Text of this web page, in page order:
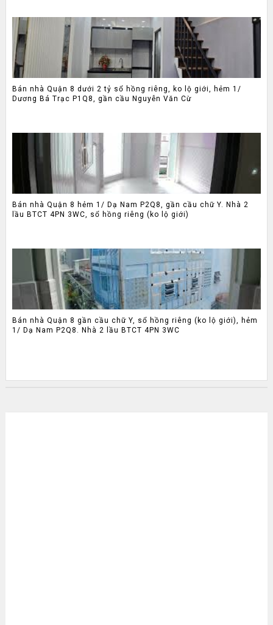
Bán nhà Quận 8 dưới 2 tỷ sổ hồng riêng, ko lộ giới, hẻm 1/
Dương Bá Trạc P1Q8, gần cầu Nguyễn Văn Cừ
Bán nhà Quận 8 hẻm 1/ Dạ Nam P2Q8, gần cầu chữ Y. Nhà 2
lầu BTCT 4PN 3WC, sổ hồng riêng (ko lộ giới)
Bán nhà Quận 8 gần cầu chữ Y, sổ hồng riêng (ko lộ giới), hẻm
1/ Dạ Nam P2Q8. Nhà 2 lầu BTCT 4PN 3WC